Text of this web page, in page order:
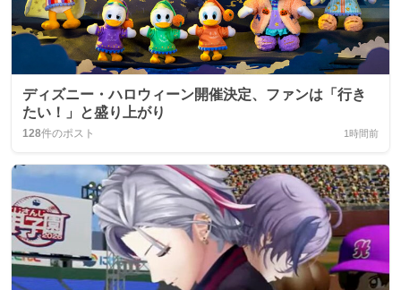
ディズニー・ハロウィーン開催決定、ファンは「行き
たい！」と盛り上がり
128件のポスト 1時間前